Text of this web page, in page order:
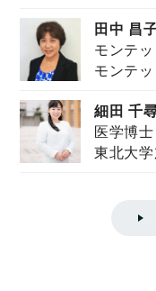
田中 昌
モンテ
ズハウ
モンテ
細田 千
医学博
東北大